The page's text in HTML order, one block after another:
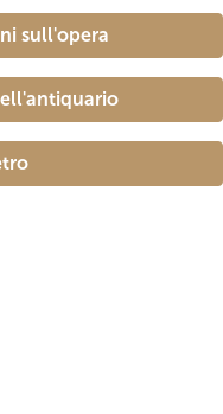
sull'opera